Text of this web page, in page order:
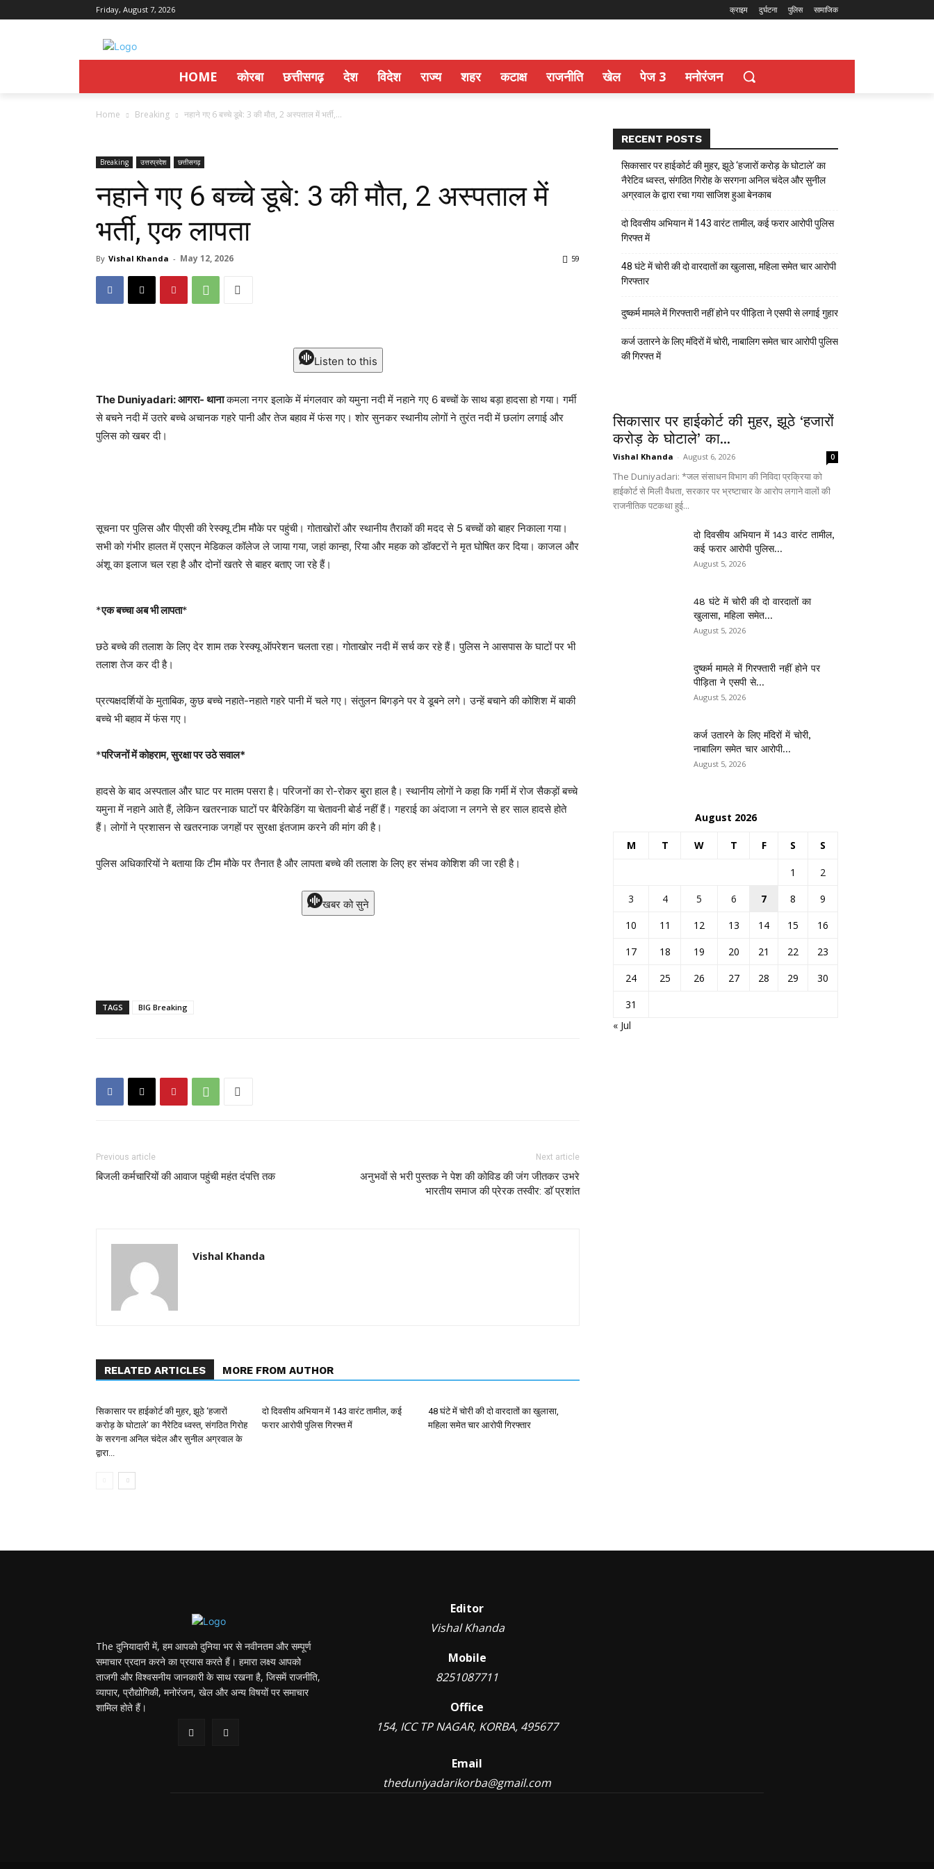
Friday, August 7, 2026 क्राइम दुर्घटना पुलिस सामाजिक
HOME कोरबा छत्तीसगढ़ देश विदेश राज्य शहर कटाक्ष राजनीति खेल पेज 3 मनोरंजन
Home Breaking नहाने गए 6 बच्चे डूबे: 3 की मौत, 2 अस्पताल में भर्ती,...
Breaking उत्तरप्रदेश छत्तीसगढ़
नहाने गए 6 बच्चे डूबे: 3 की मौत, 2 अस्पताल में
भर्ती, एक लापता
By Vishal Khanda - May 12, 2026 59
Listen to this
The Duniyadari: आगरा- थानाकमला नगर इलाके में मंगलवार को यमुना नदी में नहाने गए 6 बच्चों के साथ बड़ा हादसा हो गया। गर्मी
से बचने नदी में उतरे बच्चे अचानक गहरे पानी और तेज बहाव में फंस गए। शोर सुनकर स्थानीय लोगों ने तुरंत नदी में छलांग लगाई और
पुलिस को खबर दी।
सूचना पर पुलिस और पीएसी की रेस्क्यू टीम मौके पर पहुंची। गोताखोरों और स्थानीय तैराकों की मदद से 5 बच्चों को बाहर निकाला गया।
सभी को गंभीर हालत में एसएन मेडिकल कॉलेज ले जाया गया, जहां कान्हा, रिया और महक को डॉक्टरों ने मृत घोषित कर दिया। काजल और
अंशू का इलाज चल रहा है और दोनों खतरे से बाहर बताए जा रहे हैं।
*एक बच्चा अब भी लापता*
छठे बच्चे की तलाश के लिए देर शाम तक रेस्क्यू ऑपरेशन चलता रहा। गोताखोर नदी में सर्च कर रहे हैं। पुलिस ने आसपास के घाटों पर भी
तलाश तेज कर दी है।
प्रत्यक्षदर्शियों के मुताबिक, कुछ बच्चे नहाते-नहाते गहरे पानी में चले गए। संतुलन बिगड़ने पर वे डूबने लगे। उन्हें बचाने की कोशिश में बाकी
बच्चे भी बहाव में फंस गए।
*परिजनों में कोहराम, सुरक्षा पर उठे सवाल*
हादसे के बाद अस्पताल और घाट पर मातम पसरा है। परिजनों का रो-रोकर बुरा हाल है। स्थानीय लोगों ने कहा कि गर्मी में रोज सैकड़ों बच्चे
यमुना में नहाने आते हैं, लेकिन खतरनाक घाटों पर बैरिकेडिंग या चेतावनी बोर्ड नहीं हैं। गहराई का अंदाजा न लगने से हर साल हादसे होते
हैं। लोगों ने प्रशासन से खतरनाक जगहों पर सुरक्षा इंतजाम करने की मांग की है।
पुलिस अधिकारियों ने बताया कि टीम मौके पर तैनात है और लापता बच्चे की तलाश के लिए हर संभव कोशिश की जा रही है।
खबर को सुने
TAGS BIG Breaking
Previous article
बिजली कर्मचारियों की आवाज पहुंची महंत दंपत्ति तक
Next article
अनुभवों से भरी पुस्तक ने पेश की कोविड की जंग जीतकर उभरे
भारतीय समाज की प्रेरक तस्वीर: डाॅ प्रशांत
Vishal Khanda
RELATED ARTICLES MORE FROM AUTHOR
सिकासार पर हाईकोर्ट की मुहर, झूठे ‘हजारों
करोड़ के घोटाले’ का नैरेटिव ध्वस्त, संगठित गिरोह
के सरगना अनिल चंदेल और सुनील अग्रवाल के
द्वारा...
दो दिवसीय अभियान में 143 वारंट तामील, कई
फरार आरोपी पुलिस गिरफ्त में
48 घंटे में चोरी की दो वारदातों का खुलासा,
महिला समेत चार आरोपी गिरफ्तार
RECENT POSTS
सिकासार पर हाईकोर्ट की मुहर, झूठे ‘हजारों करोड़ के घोटाले’ का
नैरेटिव ध्वस्त, संगठित गिरोह के सरगना अनिल चंदेल और सुनील
अग्रवाल के द्वारा रचा गया साजिश हुआ बेनकाब
दो दिवसीय अभियान में 143 वारंट तामील, कई फरार आरोपी पुलिस
गिरफ्त में
48 घंटे में चोरी की दो वारदातों का खुलासा, महिला समेत चार आरोपी
गिरफ्तार
दुष्कर्म मामले में गिरफ्तारी नहीं होने पर पीड़िता ने एसपी से लगाई गुहार
कर्ज उतारने के लिए मंदिरों में चोरी, नाबालिग समेत चार आरोपी पुलिस
की गिरफ्त में
सिकासार पर हाईकोर्ट की मुहर, झूठे ‘हजारों
करोड़ के घोटाले’ का...
Vishal Khanda - August 6, 2026 0
The Duniyadari: *जल संसाधन विभाग की निविदा प्रक्रिया को
हाईकोर्ट से मिली वैधता, सरकार पर भ्रष्टाचार के आरोप लगाने वालों की
राजनीतिक पटकथा हुई...
दो दिवसीय अभियान में 143 वारंट तामील,
कई फरार आरोपी पुलिस...
August 5, 2026
48 घंटे में चोरी की दो वारदातों का
खुलासा, महिला समेत...
August 5, 2026
दुष्कर्म मामले में गिरफ्तारी नहीं होने पर
पीड़िता ने एसपी से...
August 5, 2026
कर्ज उतारने के लिए मंदिरों में चोरी,
नाबालिग समेत चार आरोपी...
August 5, 2026
August 2026
M T W T F S S
1
2
3
4 5 6 7 8
9
10
11 12 13 14 15
16
17
18 19 20 21 22
23
24
25 26 27 28 29
30
31
« Jul
The दुनियादारी में, हम आपको दुनिया भर से नवीनतम और सम्पूर्ण
समाचार प्रदान करने का प्रयास करते हैं। हमारा लक्ष्य आपको
ताजगी और विश्वसनीय जानकारी के साथ रखना है, जिसमें राजनीति,
व्यापार, प्रौद्योगिकी, मनोरंजन, खेल और अन्य विषयों पर समाचार
शामिल होते हैं।
Editor
Vishal Khanda
Mobile
8251087711
Office
154, ICC TP NAGAR, KORBA, 495677
Email
theduniyadarikorba@gmail.com